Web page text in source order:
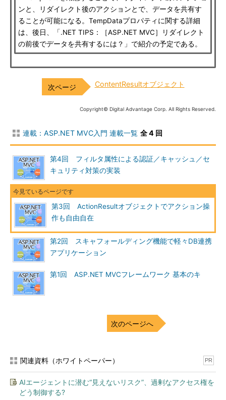
ンと、リダイレクト後のアクションとで、データを共有す
ることが可能になる。TempDataプロパティに関する詳細
は、後日、「.NET TIPS：［ASP.NET MVC］リダイレクト
の前後でデータを共有するには？」で紹介の予定である。
ContentResultオブジェクト
Copyright© Digital Advantage Corp. All Rights Reserved.
連載：ASP.NET MVC入門 連載一覧 全 4 回
第4回 フィルタ属性による認証／キャッシュ／セ
キュリティ対策の実装
第3回 ActionResultオブジェクトでアクション操
作も自由自在
第2回 スキャフォールディング機能で軽々DB連携
アプリケーション
第1回 ASP.NET MVCフレームワーク 基本のキ
次のページへ
関連資料（ホワイトペーパー） PR
AIエージェントに潜む“見えないリスク”、過剰なアクセス権を
どう制御する?